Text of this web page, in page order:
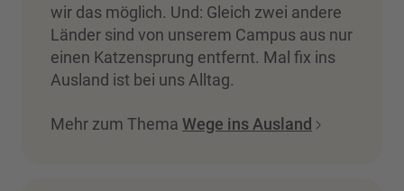
wir das möglich. Und: Gleich zwei andere
Länder sind von unserem Campus aus nur
einen Katzensprung entfernt. Mal fix ins
Ausland ist bei uns Alltag.
Mehr zum Thema Wege ins Ausland